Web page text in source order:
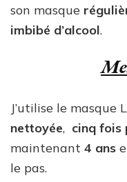
son masque
imbibé d’alcool.
J’utilise le masque
nettoyée, cinq fois
maintenant 4 ans
le pas.